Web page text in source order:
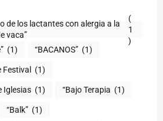
de los lactantes con alergia a la
vaca”
(
1
)
(1) “BACANOS” (1)
Festival (1)
Iglesias (1) “Bajo Terapia (1)
“Balk” (1)